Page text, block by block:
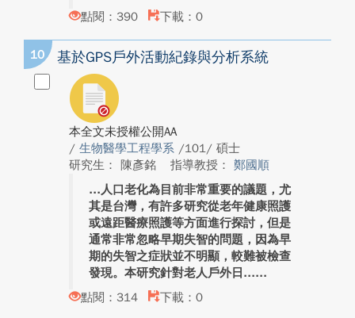
點閱：390
下載：0
10 基於GPS戶外活動紀錄與分析系統
本全文未授權公開AA
/ 生物醫學工程學系 /101/ 碩士
研究生： 陳彥銘
指導教授： 鄭國順
人口老化為目前非常重要的議題，尤
其是台灣，有許多研究從老年健康照護
或遠距醫療照護等方面進行探討，但是
通常非常忽略早期失智的問題，因為早
期的失智之症狀並不明顯，較難被檢查
發現。本研究針對老人戶外日...
點閱：314
下載：0